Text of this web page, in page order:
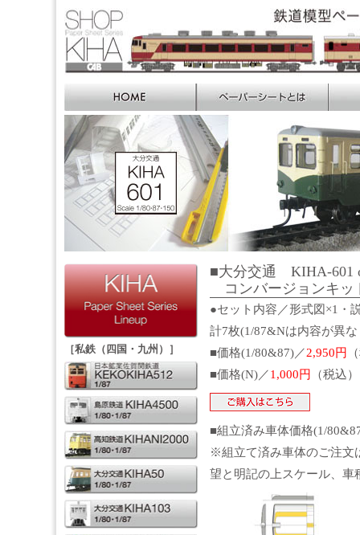
■大分交通 KIHA-601
コンバージョンキッ
●セット内容／形式図×1
計7枚(1/87&Nは内容が異
■価格(1/80&87)／2,950円
■価格(N)／1,000円 （税込
■組立済み車体価格(1/
※組立て済み車体のご注文
望と明記の上スケール、車
［私鉄（四国・九州）］